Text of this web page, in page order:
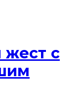
с